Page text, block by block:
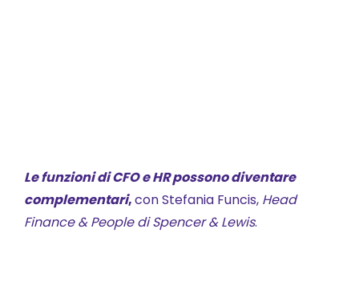
Le funzioni di CFO e HR possono diventare
complementari,con Stefania Funcis, Head
Finance & People di Spencer & Lewis.